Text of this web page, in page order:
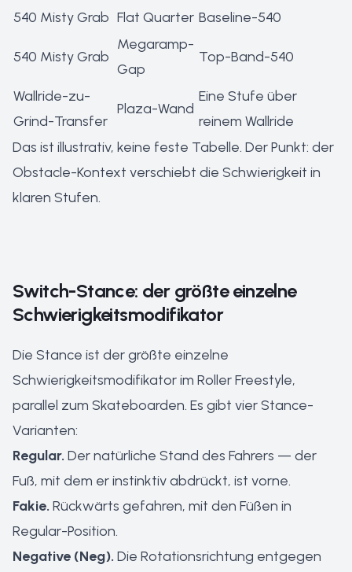
540 Misty Grab Flat Quarter Baseline-540
540 Misty Grab
Megaramp-
Gap
Top-Band-540
Wallride-zu-
Grind-Transfer
Plaza-Wand
Eine Stufe über
reinem Wallride
Das ist illustrativ, keine feste Tabelle. Der Punkt: der
Obstacle-Kontext verschiebt die Schwierigkeit in
klaren Stufen.
Switch-Stance: der größte einzelne
Schwierigkeitsmodifikator
Die Stance ist der größte einzelne
Schwierigkeitsmodifikator im Roller Freestyle,
parallel zum Skateboarden. Es gibt vier Stance-
Varianten:
Regular. Der natürliche Stand des Fahrers — der
Fuß, mit dem er instinktiv abdrückt, ist vorne.
Fakie. Rückwärts gefahren, mit den Füßen in
Regular-Position.
Negative (Neg). Die Rotationsrichtung entgegen